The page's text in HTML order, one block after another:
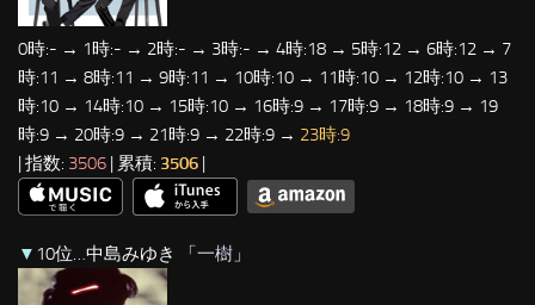
0時:- → 1時:- → 2時:- → 3時:- → 4時:18 → 5時:12 → 6時:12 → 7
時:11 → 8時:11 → 9時:11 → 10時:10 → 11時:10 → 12時:10 → 13
時:10 → 14時:10 → 15時:10 → 16時:9 → 17時:9 → 18時:9 → 19
時:9 → 20時:9 → 21時:9 → 22時:9 → 23時:9
| 指数: 3506 | 累積: 3506 |
▼ 10位…中島みゆき 「一樹 」